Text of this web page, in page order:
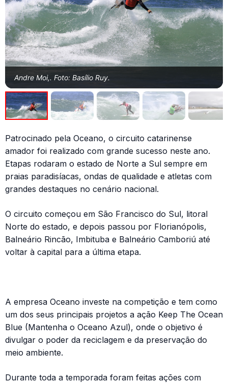
Andre Moi,. Foto: Basílio Ruy.
Patrocinado pela Oceano, o circuito catarinense
amador foi realizado com grande sucesso neste ano.
Etapas rodaram o estado de Norte a Sul sempre em
praias paradisíacas, ondas de qualidade e atletas com
grandes destaques no cenário nacional.
O circuito começou em São Francisco do Sul, litoral
Norte do estado, e depois passou por Florianópolis,
Balneário Rincão, Imbituba e Balneário Camboriú até
voltar à capital para a última etapa.
A empresa Oceano investe na competição e tem como
um dos seus principais projetos a ação Keep The Ocean
Blue (Mantenha o Oceano Azul), onde o objetivo é
divulgar o poder da reciclagem e da preservação do
meio ambiente.
Durante toda a temporada foram feitas ações com